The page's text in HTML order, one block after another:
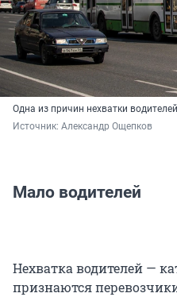
Одна из причин нехватки
Источник: Александр Ощепков
Мало водителей
Нехватка водителей —
признаются